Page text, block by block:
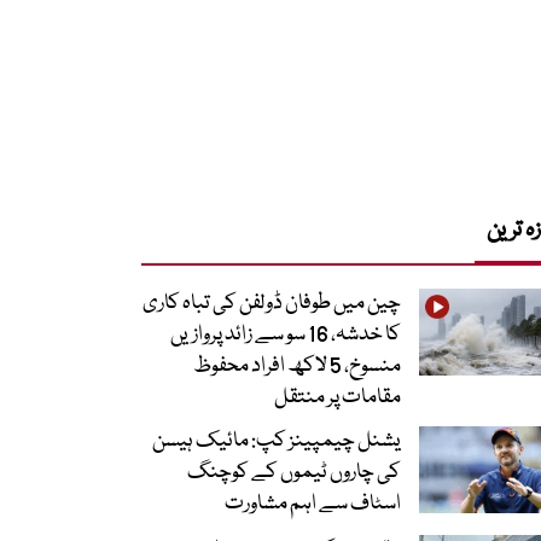
ترین
چین میں طوفان ڈولفن کی تباہ کاری
کا خدشہ، 16 سو سے زائد پروازیں
منسوخ، 5 لاکھ افراد محفوظ
مقامات پر منتقل
یشنل چیمپینز کپ: مائیک ہیسن
کی چاروں ٹیموں کے کوچنگ
اسٹاف سے اہم مشاورت